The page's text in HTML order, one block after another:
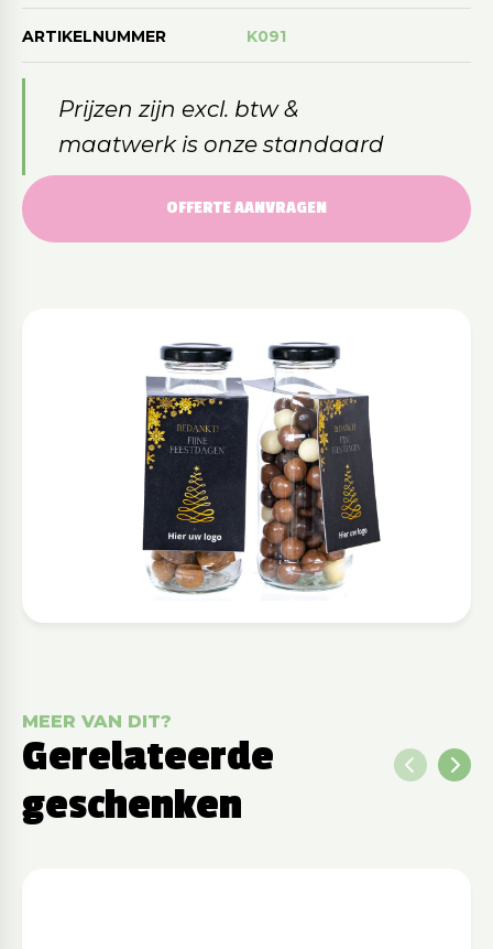
ARTIKELNUMMER K091
Prijzen zijn excl. btw &
maatwerk is onze standaard
OFFERTE AANVRAGEN
MEER VAN DIT?
Gerelateerde
geschenken